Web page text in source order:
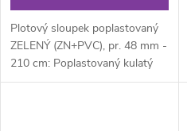
Plotový sloupek poplastovaný
ZELENÝ (ZN+PVC), pr. 48 mm -
210 cm: Poplastovaný kulatý
plotový sloupek průměru 48